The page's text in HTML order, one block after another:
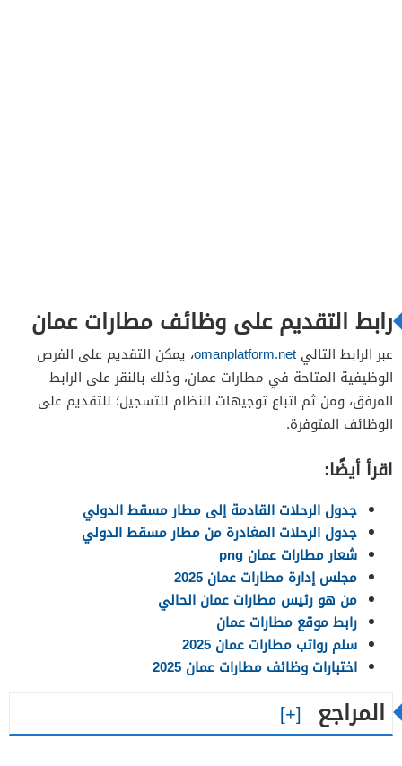
رابط التقديم على وظائف مطارات عمان
عبر الرابط التالي omanplatform.net، يمكن التقديم على الفرص
الوظيفية المتاحة في مطارات عمان، وذلك بالنقر على الرابط
المرفق، ومن ثم اتباع توجيهات النظام للتسجيل؛ للتقديم على
الوظائف المتوفرة.
اقرأ أيضًا:
جدول الرحلات القادمة إلى مطار مسقط الدولي
جدول الرحلات المغادرة من مطار مسقط الدولي
شعار مطارات عمان png
مجلس إدارة مطارات عمان 2025
من هو رئيس مطارات عمان الحالي
رابط موقع مطارات عمان
سلم رواتب مطارات عمان 2025
اختبارات وظائف مطارات عمان 2025
المراجع